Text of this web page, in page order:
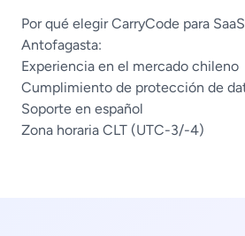
Por qué elegir CarryCode para
Antofagasta:
Experiencia en el mercado chileno
Cumplimiento de protección de
Soporte en español
Zona horaria CLT (UTC-3/-4)